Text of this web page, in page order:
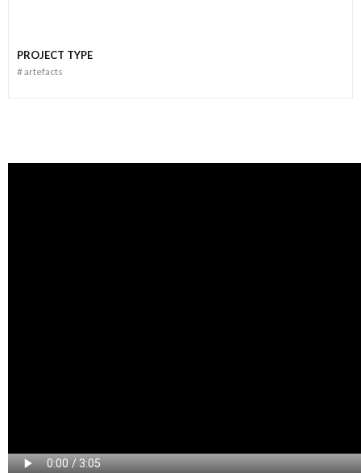
PROJECT TYPE
#artefacts